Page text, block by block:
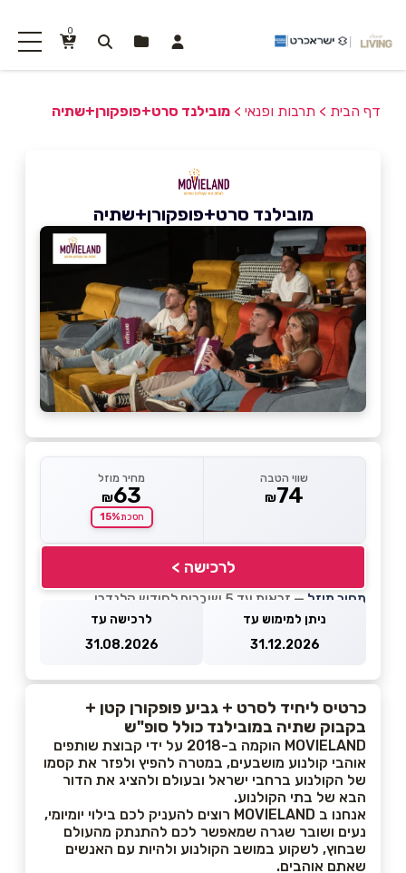
0
דף הבית > תרבות ופנאי > מובילנד סרט+פופקורן+שתיה
מובילנד סרט+פופקורן+שתיה
שווי הטבה
₪74
מחיר מוזל
₪63
חסכת15%
לרכישה >
מחיר מוזל — זכאות עד 5 שוברים לחודש קלנדרי
ניתן למימוש עד
31.12.2026
לרכישה עד
31.08.2026
כרטיס ליחיד לסרט + גביע פופקורן קטן +
בקבוק שתיה במובילנד כולל סופ"ש
MOVIELAND הוקמה ב-2018 על ידי קבוצת שותפים
אוהבי קולנוע מושבעים, במטרה להפיץ ולפזר את קסמו
של הקולנוע ברחבי ישראל ובעולם ולהציג את הדור
הבא של בתי הקולנוע.
אנחנו ב MOVIELAND רוצים להעניק לכם בילוי יומיומי,
נעים ושובר שגרה שמאפשר לכם להתנתק מהעולם
שבחוץ, לשקוע במושב הקולנוע ולהיות עם האנשים
שאתם אוהבים.